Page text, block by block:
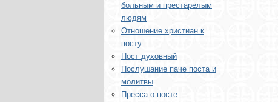
больным и престарелым
людям
Отношение христиан к
посту
Пост духовный
Послушание паче поста и
молитвы
Пресса о посте